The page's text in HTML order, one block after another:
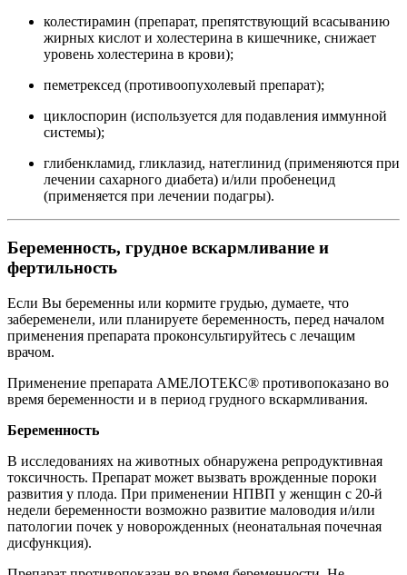
колестирамин (препарат, препятствующий всасыванию
жирных кислот и холестерина в кишечнике, снижает
уровень холестерина в крови);
пеметрексед (противоопухолевый препарат);
циклоспорин (используется для подавления иммунной
системы);
глибенкламид, гликлазид, натеглинид (применяются при
лечении сахарного диабета) и/или пробенецид
(применяется при лечении подагры).
Беременность, грудное вскармливание и
фертильность
Если Вы беременны или кормите грудью, думаете, что
забеременели, или планируете беременность, перед началом
применения препарата проконсультируйтесь с лечащим
врачом.
Применение препарата АМЕЛОТЕКС® противопоказано во
время беременности и в период грудного вскармливания.
Беременность
В исследованиях на животных обнаружена репродуктивная
токсичность. Препарат может вызвать врожденные пороки
развития у плода. При применении НПВП у женщин с 20-й
недели беременности возможно развитие маловодия и/или
патологии почек у новорожденных (неонатальная почечная
дисфункция).